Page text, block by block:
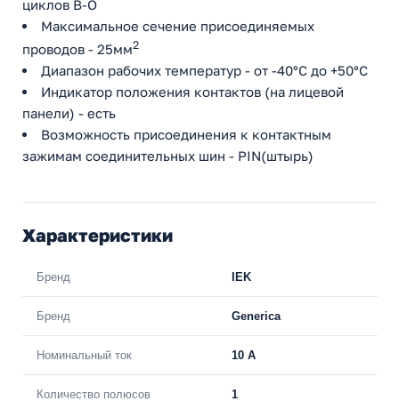
циклов В-О
Максимальное сечение присоединяемых
проводов - 25мм2
Диапазон рабочих температур - от -40°С до +50°С
Индикатор положения контактов (на лицевой
панели) - есть
Возможность присоединения к контактным
зажимам соединительных шин - PIN(штырь)
Характеристики
Бренд IEK
Бренд Generica
Номинальный ток 10 A
Количество полюсов 1